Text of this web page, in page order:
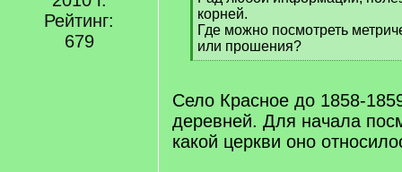
Рейтинг:
679
корней.
Где можно посмотреть
или прошения?
[
q
Село Красное до 1858-
деревней. Для начала
какой церкви оно